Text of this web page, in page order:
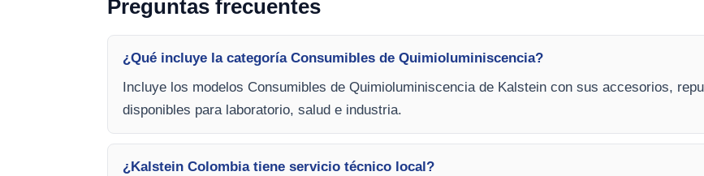
Preguntas frecuentes
¿Qué incluye la categoría Consumibles de Quimioluminiscencia?
Incluye los modelos Consumibles de Quimioluminiscencia de Kalstein con sus accesorios,
disponibles para laboratorio, salud e industria.
¿Kalstein Colombia tiene servicio técnico local?